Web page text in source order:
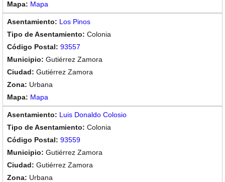
Mapa
Los Pinos
Colonia
93557
Gutiérrez Zamora
Gutiérrez Zamora
Urbana
Mapa
Luis Donaldo Colosio
Colonia
93559
Gutiérrez Zamora
Gutiérrez Zamora
Urbana